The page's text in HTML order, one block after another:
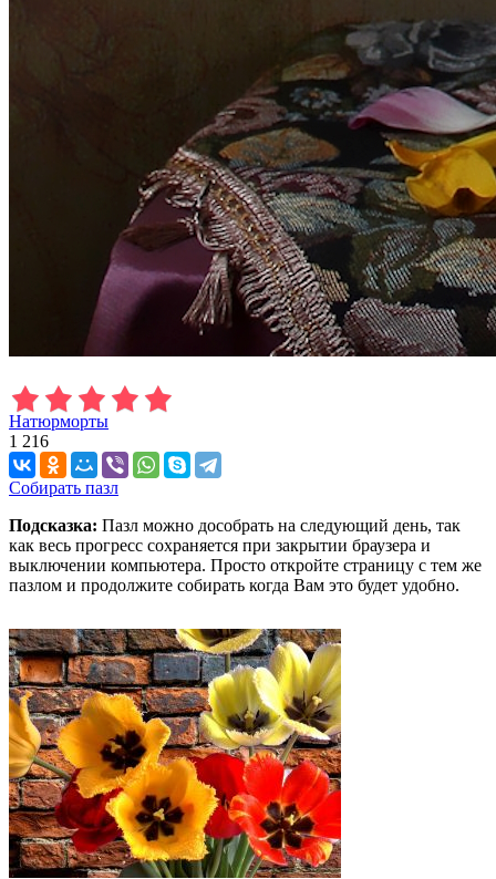
Натюрморты
1 216
Собирать пазл
Подсказка: Пазл можно дособрать на следующий день, так
как весь прогресс сохраняется при закрытии браузера и
выключении компьютера. Просто откройте страницу с тем же
пазлом и продолжите собирать когда Вам это будет удобно.